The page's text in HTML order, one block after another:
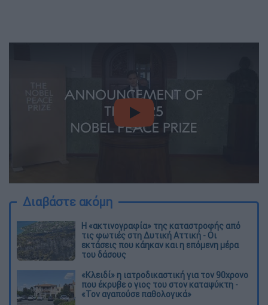
video
Διαβάστε ακόμη
Η «ακτινογραφία» της καταστροφής από
τις φωτιές στη Δυτική Αττική - Οι
εκτάσεις που κάηκαν και η επόμενη μέρα
του δάσους
«Κλειδί» η ιατροδικαστική για τον 90χρονο
που έκρυβε ο γιος του στον καταψύκτη -
«Τον αγαπούσε παθολογικά»